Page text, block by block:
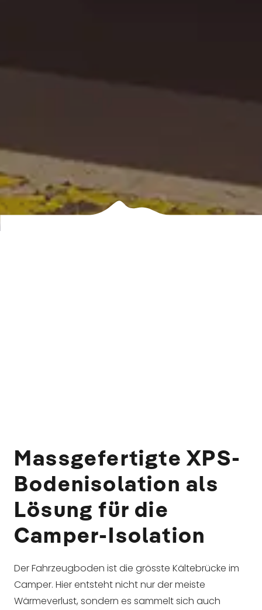
Massgefertigte XPS-
Bodenisolation als
Lösung für die
Camper-Isolation
Der Fahrzeugboden ist die grösste Kältebrücke im
Camper. Hier entsteht nicht nur der meiste
Wärmeverlust, sondern es sammelt sich auch